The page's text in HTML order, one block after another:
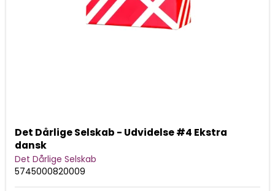
Det Dårlige Selskab - Udvidelse #4 Ekstra
dansk
Det Dårlige Selskab
5745000820009